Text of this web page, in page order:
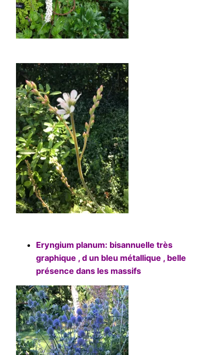
Eryngium planum: bisannuelle très
graphique , d un bleu métallique , belle
présence dans les massifs